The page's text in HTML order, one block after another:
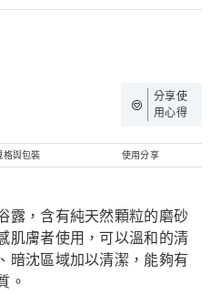
分享使
用心得
格與包裝 使用分享
露，含有純天然顆粒的磨砂
肌膚者使用，可以溫和的清
暗沈區域加以清潔，能夠有
。